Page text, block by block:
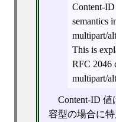
Content-ID
semantics
multipart/
This is
RFC 2046
multipart/
Content-ID 値
容型の場合に